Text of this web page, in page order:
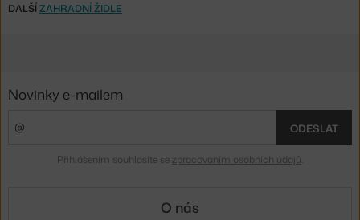
DALŠÍZAHRADNÍ ŽIDLE
Novinky e-mailem
ODESLAT
Přihlášením souhlasíte se zpracováním osobních údajů
O nás